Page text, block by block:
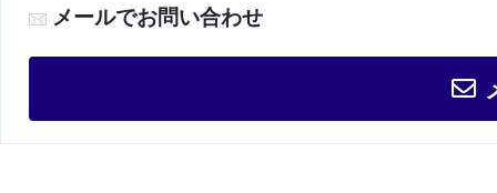
メールでお問い合わせ